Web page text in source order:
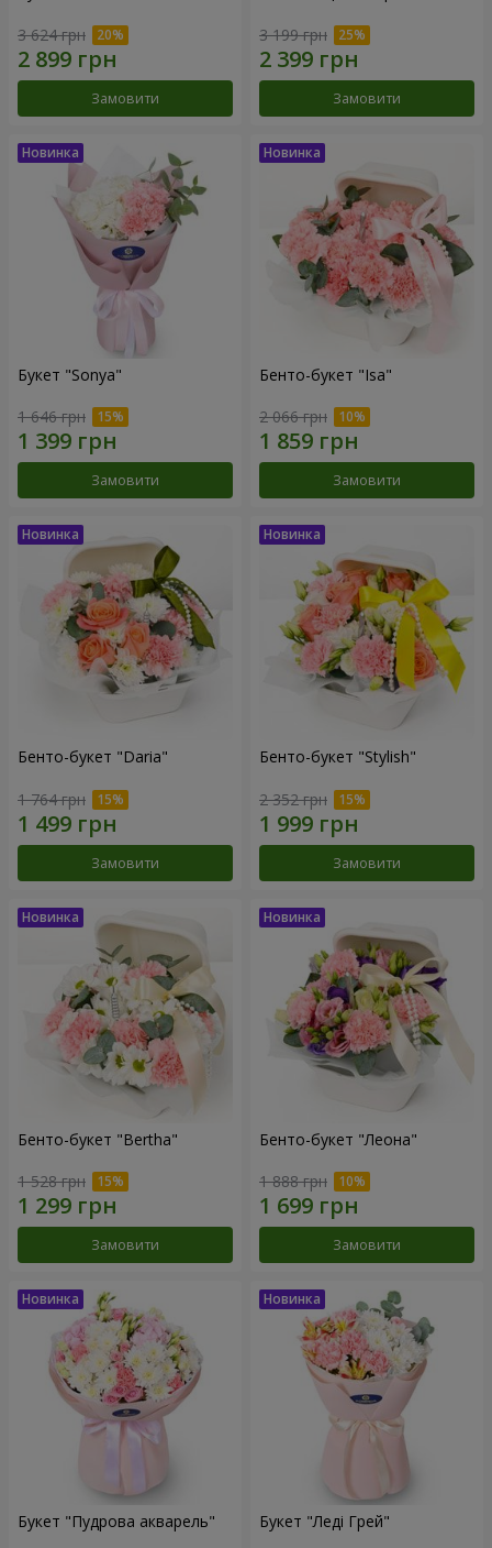
3 624 грн
Замовити
3 199 грн
Замовити
Букет "Sonya"
1 646 грн
Замовити
Бенто-букет "Isa"
2 066 грн
Замовити
Бенто-букет "Daria"
1 764 грн
Замовити
Бенто-букет "Stylish"
2 352 грн
Замовити
Бенто-букет "Bertha"
1 528 грн
Замовити
Бенто-букет "Леона"
1 888 грн
Замовити
Букет "Пудрова акварель" Букет "Леді Грей"